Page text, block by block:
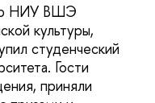
НИУ ВШЭ
культуры,
студенческий
Гости
приняли